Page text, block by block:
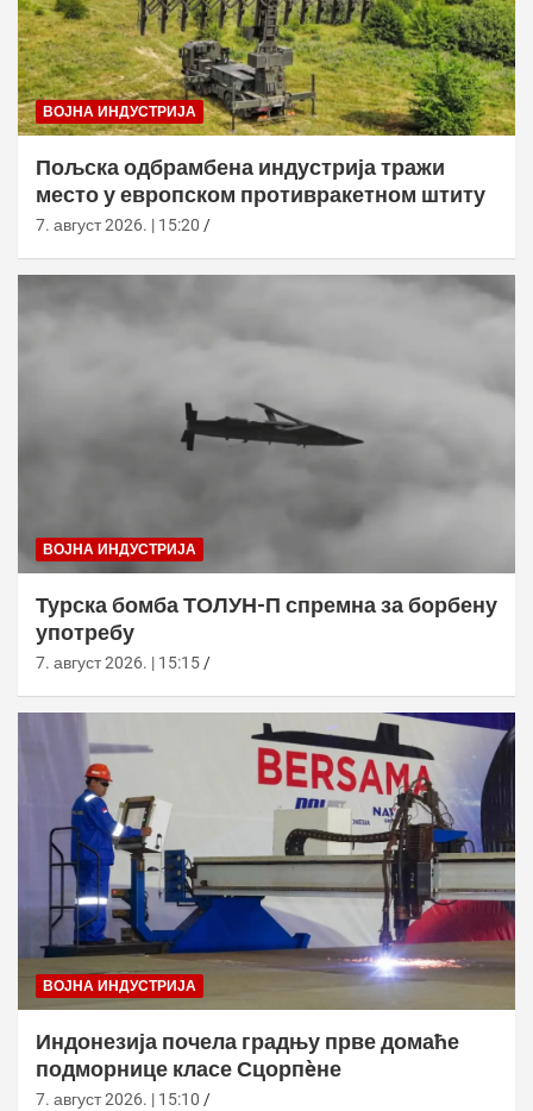
ВОЈНА ИНДУСТРИЈА
Пољска одбрамбена индустрија тражи
место у европском противракетном штиту
7. август 2026. | 15:20
ВОЈНА ИНДУСТРИЈА
Турска бомба ТОЛУН-П спремна за борбену
употребу
7. август 2026. | 15:15
ВОЈНА ИНДУСТРИЈА
Индонезија почела градњу прве домаће
подморнице класе Сцорпèне
7. август 2026. | 15:10